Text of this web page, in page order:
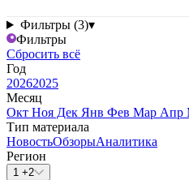
Фильтры (3)▾
Фильтры
Сбросить всё
Год
20262025
Месяц
Окт Ноя Дек Янв Фев Мар Апр
Тип материала
НовостьОбзорыАналитика
Регион
1 +2